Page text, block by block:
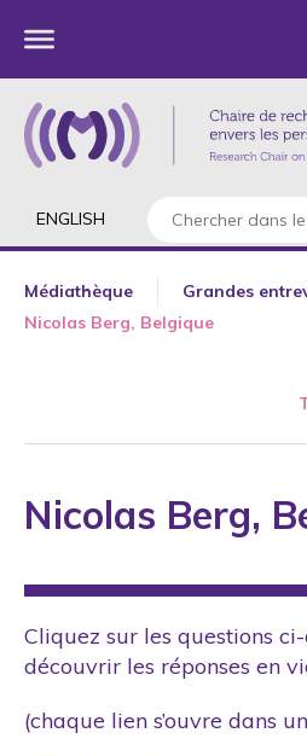
ENGLISH
Médiathèque
Grandes
Journal
Web
Nicolas Berg, Belgique
Nicolas Berg,
Cliquez sur les questions
découvrir les réponses en
(chaque lien s’ouvre dans